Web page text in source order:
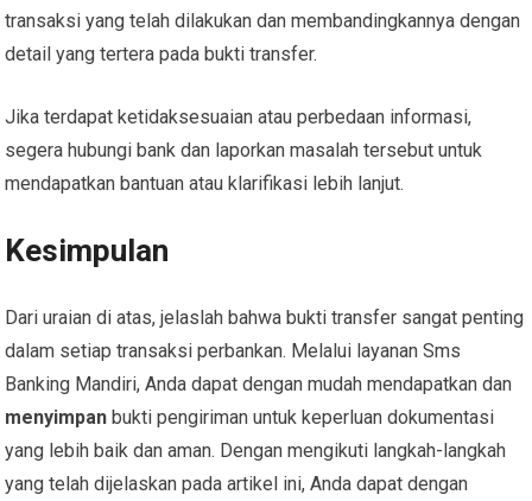
transaksi yang telah dilakukan dan membandingkannya dengan
detail yang tertera pada bukti transfer.
Jika terdapat ketidaksesuaian atau perbedaan informasi,
segera hubungi bank dan laporkan masalah tersebut untuk
mendapatkan bantuan atau klarifikasi lebih lanjut.
Kesimpulan
Dari uraian di atas, jelaslah bahwa bukti transfer sangat penting
dalam setiap transaksi perbankan. Melalui layanan Sms
Banking Mandiri, Anda dapat dengan mudah mendapatkan dan
menyimpan bukti pengiriman untuk keperluan dokumentasi
yang lebih baik dan aman. Dengan mengikuti langkah-langkah
yang telah dijelaskan pada artikel ini, Anda dapat dengan